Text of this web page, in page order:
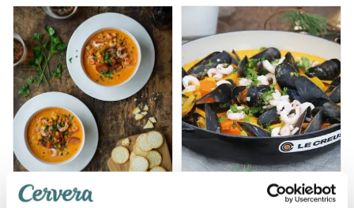
Cajun Corn Chowder Saffransdoftande